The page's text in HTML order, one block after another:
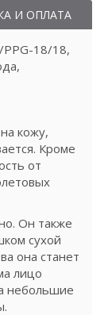
И ОПЛАТА
PPG-18/18,
кожу,
Кроме
от
Он также
сухой
она станет
лицо
небольшие